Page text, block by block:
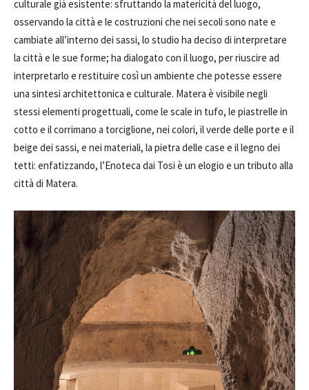
culturale già esistente: sfruttando la matericità del luogo,
osservando la città e le costruzioni che nei secoli sono nate e
cambiate all’interno dei sassi, lo studio ha deciso di interpretare
la città e le sue forme; ha dialogato con il luogo, per riuscire ad
interpretarlo e restituire così un ambiente che potesse essere
una sintesi architettonica e culturale. Matera è visibile negli
stessi elementi progettuali, come le scale in tufo, le piastrelle in
cotto e il corrimano a torciglione, nei colori, il verde delle porte e il
beige dei sassi, e nei materiali, la pietra delle case e il legno dei
tetti: enfatizzando, l’Enoteca dai Tosi è un elogio e un tributo alla
città di Matera.